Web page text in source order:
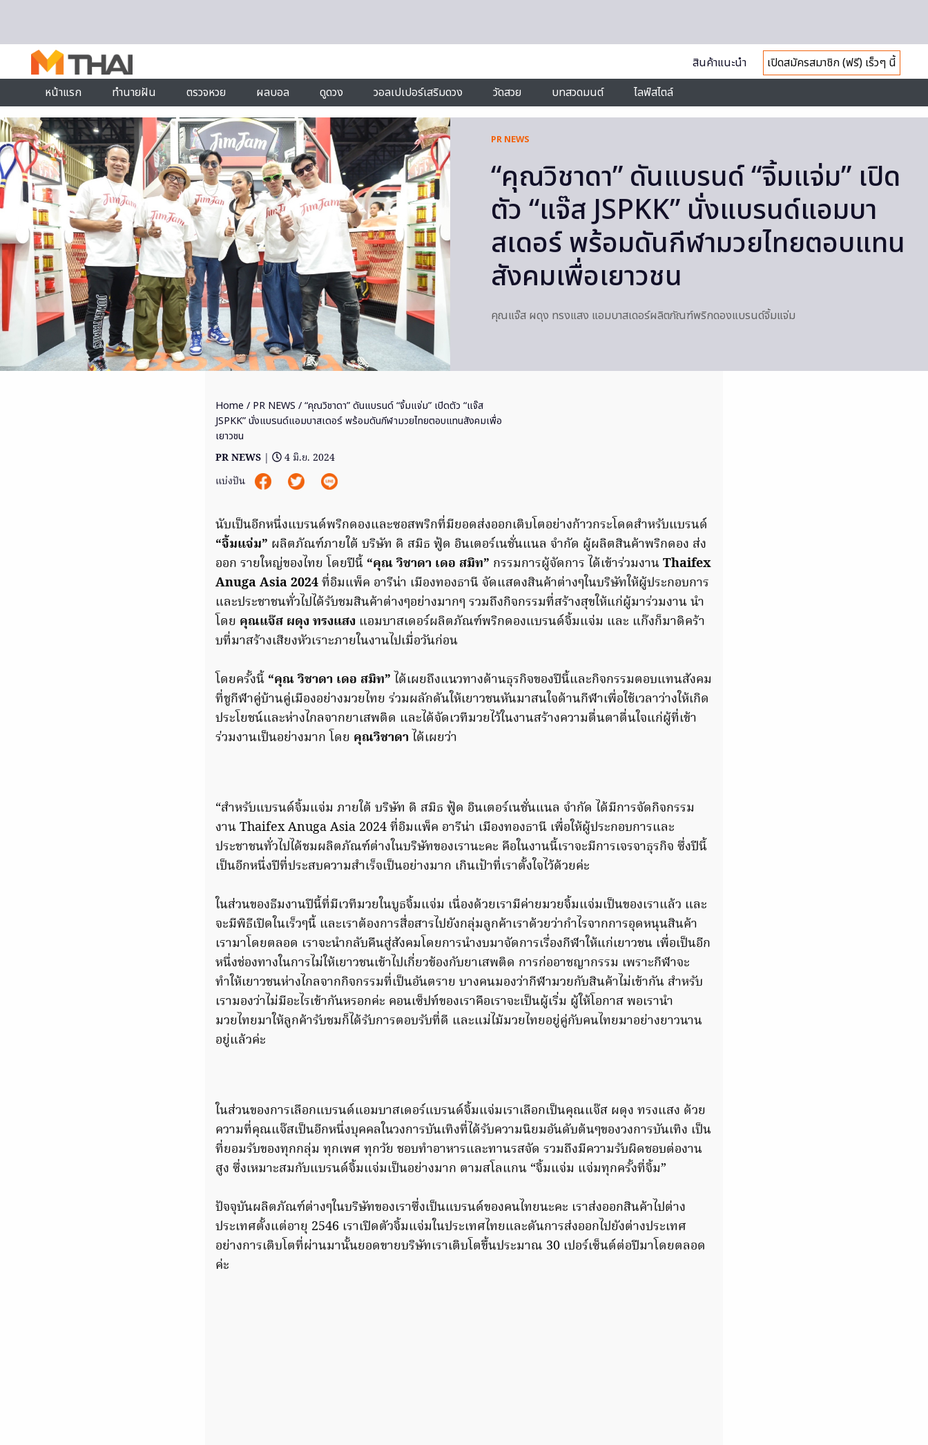
สินค้าแนะนำ
เปิดสมัครสมาชิก (ฟรี) เร็วๆ นี้
หน้าแรก
ทำนายฝัน ตรวจหวย ผลบอล ดูดวง วอลเปเปอร์เสริมดวง วัดสวย บทสวดมนต์ ไลฟ์สไตล์
PR NEWS
“คุณวิชาดา” ดันแบรนด์ “จิ้มแจ่ม” เปิด
ตัว “แจ๊ส JSPKK” นั่งแบรนด์แอมบา
สเดอร์ พร้อมดันกีฬามวยไทยตอบแทน
สังคมเพื่อเยาวชน
คุณแจ๊ส ผดุง ทรงแสง แอมบาสเดอร์ผลิตภัณฑ์พริกดองแบรนด์จิ้มแจ่ม
Home / PR NEWS / “คุณวิชาดา” ดันแบรนด์ “จิ้มแจ่ม” เปิดตัว “แจ๊ส
JSPKK” นั่งแบรนด์แอมบาสเดอร์ พร้อมดันกีฬามวยไทยตอบแทนสังคมเพื่อ
เยาวชน
PR NEWS |
4 มิ.ย. 2024
แบ่งปัน
นับเป็นอีกหนึ่งแบรนด์พริกดองและซอสพริกที่มียอดส่งออกเติบโตอย่างก้าวกระโดดสำหรับแบรนด์
“จิ้มแจ่ม” ผลิตภัณฑ์ภายใต้ บริษัท ดิ สมิธ ฟู้ด อินเตอร์เนชั่นแนล จำกัด ผู้ผลิตสินค้าพริกดอง ส่ง
ออก รายใหญ่ของไทย โดยปีนี้ “คุณ วิชาดา เดอ สมิท” กรรมการผู้จัดการ ได้เข้าร่วมงานThaifex
Anuga Asia 2024ที่อิมแพ็ค อารีน่า เมืองทองธานี จัดแสดงสินค้าต่างๆในบริษัทให้ผู้ประกอบการ
และประชาชนทั่วไปได้รับชมสินค้าต่างๆอย่างมากๆ รวมถึงกิจกรรมที่สร้างสุขให้แก่ผู้มาร่วมงาน นำ
โดย คุณแจ๊ส ผดุง ทรงแสง แอมบาสเดอร์ผลิตภัณฑ์พริกดองแบรนด์จิ้มแจ่ม และ แก๊งก็มาดิคร้า
บที่มาสร้างเสียงหัวเราะภายในงานไปเมื่อวันก่อน
โดยครั้งนี้ “คุณ วิชาดา เดอ สมิท” ได้เผยถึงแนวทางด้านธุรกิจของปีนี้และกิจกรรมตอบแทนสังคม
ที่ชูกีฬาคู่บ้านคู่เมืองอย่างมวยไทย ร่วมผลักดันให้เยาวชนหันมาสนใจด้านกีฬาเพื่อใช้เวลาว่างให้เกิด
ประโยชน์และห่างไกลจากยาเสพติด และได้จัดเวทีมวยไว้ในงานสร้างความตื่นตาตื่นใจแก่ผู้ที่เข้า
ร่วมงานเป็นอย่างมาก โดย คุณวิชาดา ได้เผยว่า
“สำหรับแบรนด์จิ้มแจ่ม ภายใต้ บริษัท ดิ สมิธ ฟู้ด อินเตอร์เนชั่นแนล จำกัด ได้มีการจัดกิจกรรม
งาน Thaifex Anuga Asia 2024 ที่อิมแพ็ค อารีน่า เมืองทองธานี เพื่อให้ผู้ประกอบการและ
ประชาชนทั่วไปได้ชมผลิตภัณฑ์ต่างในบริษัทของเรานะคะ คือในงานนี้เราจะมีการเจรจาธุรกิจ ซึ่งปีนี้
เป็นอีกหนึ่งปีที่ประสบความสำเร็จเป็นอย่างมาก เกินเป้าที่เราตั้งใจไว้ด้วยค่ะ
ในส่วนของธีมงานปีนี้ที่มีเวทีมวยในบูธจิ้มแจ่ม เนื่องด้วยเรามีค่ายมวยจิ้มแจ่มเป็นของเราแล้ว และ
จะมีพิธีเปิดในเร็วๆนี้ และเราต้องการสื่อสารไปยังกลุ่มลูกค้าเราด้วยว่ากำไรจากการอุดหนุนสินค้า
เรามาโดยตลอด เราจะนำกลับคืนสู่สังคมโดยการนำงบมาจัดการเรื่องกีฬาให้แก่เยาวชน เพื่อเป็นอีก
หนึ่งช่องทางในการไม่ให้เยาวชนเข้าไปเกี่ยวข้องกับยาเสพติด การก่ออาชญากรรม เพราะกีฬาจะ
ทำให้เยาวชนห่างไกลจากกิจกรรมที่เป็นอันตราย บางคนมองว่ากีฬามวยกับสินค้าไม่เข้ากัน สำหรับ
เรามองว่าไม่มีอะไรเข้ากันหรอกค่ะ คอนเซ็ปท์ของเราคือเราจะเป็นผู้เริ่ม ผู้ให้โอกาส พอเรานำ
มวยไทยมาให้ลูกค้ารับชมก็ได้รับการตอบรับที่ดี และแม่ไม้มวยไทยอยู่คู่กับคนไทยมาอย่างยาวนาน
อยู่แล้วค่ะ
ในส่วนของการเลือกแบรนด์แอมบาสเดอร์แบรนด์จิ้มแจ่มเราเลือกเป็นคุณแจ๊ส ผดุง ทรงแสง ด้วย
ความที่คุณแจ๊สเป็นอีกหนึ่งบุคคลในวงการบันเทิงที่ได้รับความนิยมอันดับต้นๆของวงการบันเทิง เป็น
ที่ยอมรับของทุกกลุ่ม ทุกเพศ ทุกวัย ชอบทำอาหารและทานรสจัด รวมถึงมีความรับผิดชอบต่องาน
สูง ซึ่งเหมาะสมกับแบรนด์จิ้มแจ่มเป็นอย่างมาก ตามสโลแกน “จิ้มแจ่ม แจ่มทุกครั้งที่จิ้ม”
ปัจจุบันผลิตภัณฑ์ต่างๆในบริษัทของเราซึ่งเป็นแบรนด์ของคนไทยนะคะ เราส่งออกสินค้าไปต่าง
ประเทศตั้งแต่อายุ 2546 เราเปิดตัวจิ้มแจ่มในประเทศไทยและดันการส่งออกไปยังต่างประเทศ
อย่างการเติบโตที่ผ่านมานั้นยอดขายบริษัทเราเติบโตขึ้นประมาณ 30 เปอร์เซ็นต์ต่อปีมาโดยตลอด
ค่ะ